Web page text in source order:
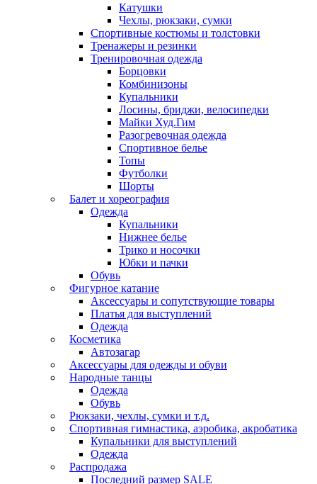
Катушки
Чехлы, рюкзаки, сумки
Спортивные костюмы и толстовки
Тренажеры и резинки
Тренировочная одежда
Борцовки
Комбинизоны
Купальники
Лосины, бриджи, велосипедки
Майки Худ.Гим
Разогревочная одежда
Спортивное белье
Топы
Футболки
Шорты
Балет и хореография
Одежда
Купальники
Нижнее белье
Трико и носочки
Юбки и пачки
Обувь
Фигурное катание
Аксессуары и сопутствующие товары
Платья для выступлений
Одежда
Косметика
Автозагар
Аксессуары для одежды и обуви
Народные танцы
Одежда
Обувь
Рюкзаки, чехлы, сумки и т.д.
Спортивная гимнастика, аэробика, акробатика
Купальники для выступлений
Одежда
Распродажа
Последний размер SALE